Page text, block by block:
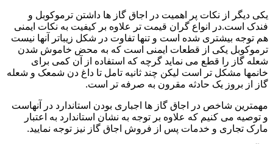
یکی دیگر از نکات پر اهمیت در اجاق گاز ها داشتن ترموکوبل و
فندک است.در انواع گران قیمت تر علاوه بر کیفیت به نکات ایمنی
هم توجه بیشتری شده است و تنها تفاوت در شکل زیباتر آنها نیست
ترموکوبل یکی از قطعات ایمنی است که به محض خاموش شدن
شعله گاز را قطع می نماید گرچه که استفاده از آن کمی برای
خانمها مشکل تر است لیکن چند ثانیه تامل تا داغ دن شمعک و شعله
گاز از بروز یک حادثه مقرون به صرفه تر است.
مهمترین شاخص در اجاق گاز ها اجباری بودن استاندارد در آنهاست
و توصیه می کنیم که علاوه بر توجه به نشان استاندارد به اعتبار
مارک تجاری و خدمات پس از فروش اجاق گاز نیز توجه نمایید.